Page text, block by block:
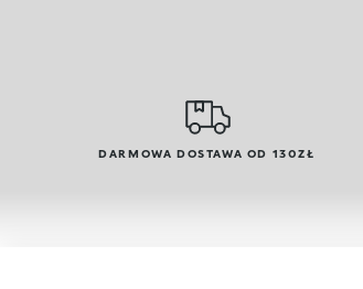
DARMOWA DOSTAWA OD 130ZŁ